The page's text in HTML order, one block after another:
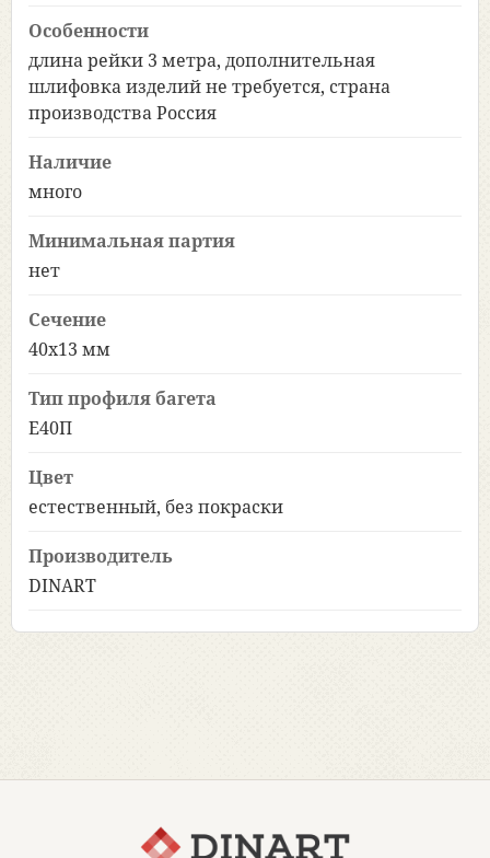
Особенности
длина рейки 3 метра, дополнительная
шлифовка изделий не требуется, страна
производства Россия
Наличие
много
Минимальная партия
нет
Сечение
40х13 мм
Тип профиля багета
Е40П
Цвет
естественный, без покраски
Производитель
DINART